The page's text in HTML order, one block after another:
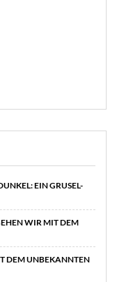
EIN GRUSEL-
WIR MIT DEM
DEM UNBEKANNTEN